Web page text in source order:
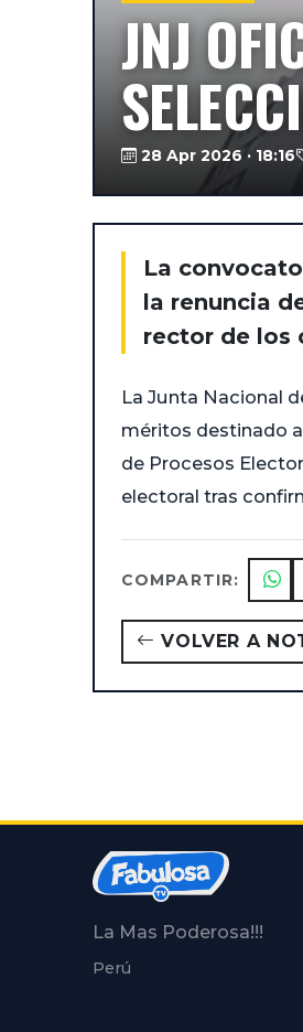
JNJ
28 Apr 2026 · 18:16
La
la renuncia
rector de los
La Junta Nacional
méritos destinado
de Procesos
electoral tras
COMPARTIR:
VOLVER A
La Mas Poderosa!!!
Perú